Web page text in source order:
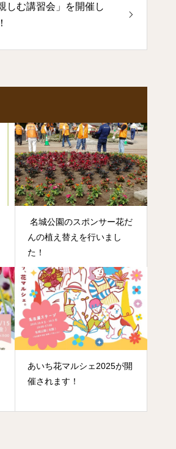
しむ講習会」を開催し
名城公園のスポンサー花だ
んの植え替えを行いまし
た！
あいち花マルシェ2025が開
催されます！